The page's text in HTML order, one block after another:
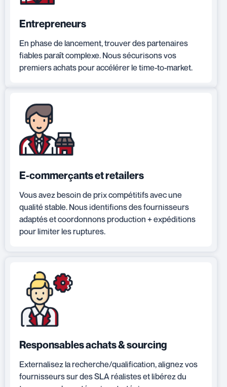
Entrepreneurs
En phase de lancement, trouver des partenaires
fiables paraît complexe. Nous sécurisons vos
premiers achats pour accélérer le time-to-market.
E-commerçants et retailers
Vous avez besoin de prix compétitifs avec une
qualité stable. Nous identifions des fournisseurs
adaptés et coordonnons production + expéditions
pour limiter les ruptures.
Responsables achats & sourcing
Externalisez la recherche/qualification, alignez vos
fournisseurs sur des SLA réalistes et libérez du